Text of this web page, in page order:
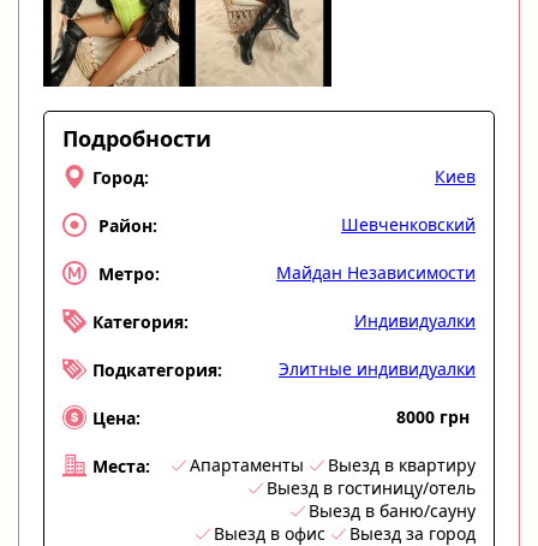
Подробности
Город: Киев
Район: Шевченковский
Метро: Майдан Независимости
Категория: Индивидуалки
Подкатегория: Элитные индивидуалки
Цена: 8000 грн
Места: Апартаменты
Выезд в квартиру
Выезд в гостиницу/отель
Выезд в баню/сауну
Выезд в офис
Выезд за город